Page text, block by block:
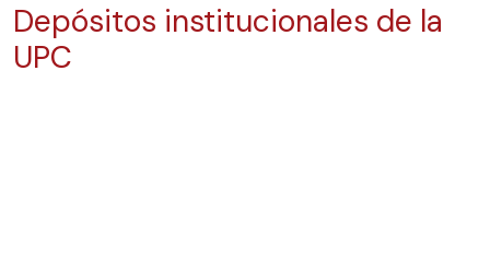
Depósitos institucionales de la
UPC